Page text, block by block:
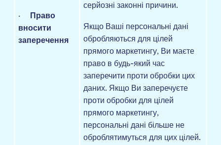
· Право
вносити
заперечення
серйозні законні причини.
Якщо Ваші персональні дані
обробляються для цілей
прямого маркетингу, Ви маєте
право в будь-який час
заперечити проти обробки цих
даних. Якщо Ви заперечуєте
проти обробки для цілей
прямого маркетингу,
персональні дані більше не
оброблятимуться для цих цілей.